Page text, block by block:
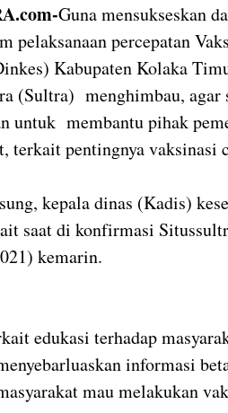
Guna mensukseskan
pelaksanaan percepatan
Kabupaten Kolaka
(Sultra) menghimbau, agar
untuk membantu pihak
terkait pentingnya vaksinasi
kepala dinas (Kadis)
saat di konfirmasi
kemarin.
edukasi terhadap
informasi
mau melakukan